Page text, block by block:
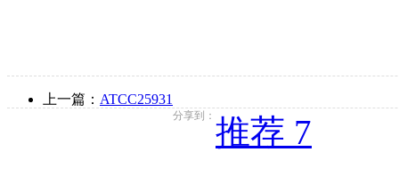
上一篇： ATCC25931
分享到： 推荐 7